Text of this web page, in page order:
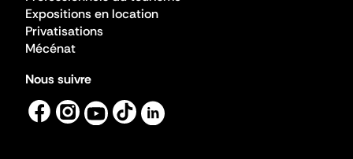
Expositions en location
Privatisations
Mécénat
Nous suivre